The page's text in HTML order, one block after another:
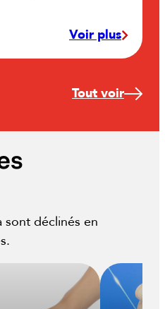
Voir plus
Tout voir
sont déclinés en